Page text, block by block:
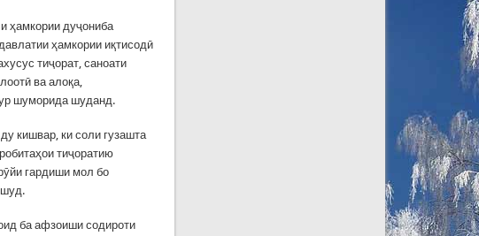
ҳамкории дуҷониба
ҳамкории иқтисодӣ
тиҷорат, саноати
ва алоқа,
шуморида шуданд.
кишвар, ки соли гузашта
тиҷоратию
гардиши мол бо
шуд.
ба афзоиши содироти